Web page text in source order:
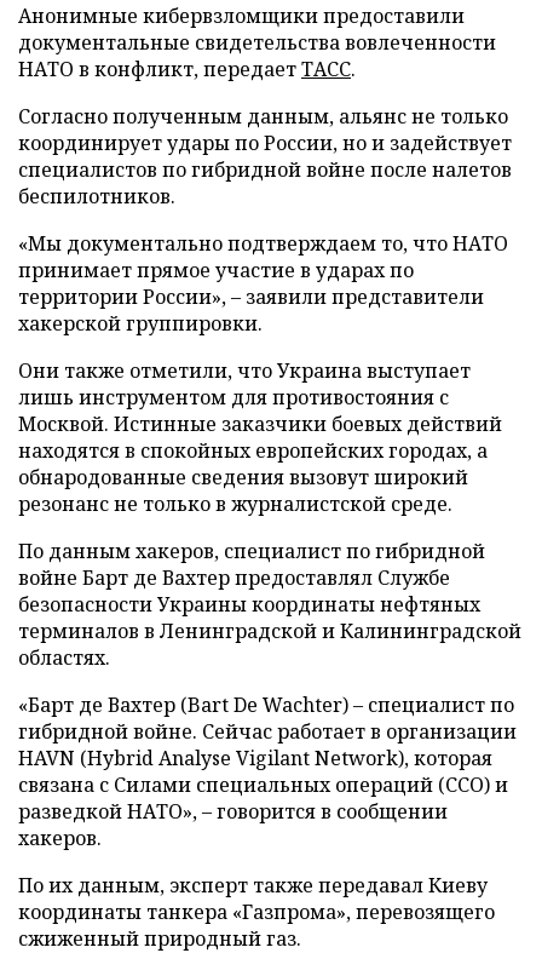
Анонимные кибервзломщики предоставили
документальные свидетельства вовлеченности
НАТО в конфликт, передаетТАСС.
Согласно полученным данным, альянс не только
координирует удары по России, но и задействует
специалистов по гибридной войне после налетов
беспилотников.
«Мы документально подтверждаем то, что НАТО
принимает прямое участие в ударах по
территории России», – заявили представители
хакерской группировки.
Они также отметили, что Украина выступает
лишь инструментом для противостояния с
Москвой. Истинные заказчики боевых действий
находятся в спокойных европейских городах, а
обнародованные сведения вызовут широкий
резонанс не только в журналистской среде.
По данным хакеров, специалист по гибридной
войне Барт де Вахтер предоставлял Службе
безопасности Украины координаты нефтяных
терминалов в Ленинградской и Калининградской
областях.
«Барт де Вахтер (Bart De Wachter) – специалист по
гибридной войне. Сейчас работает в организации
HAVN (Hybrid Analyse Vigilant Network), которая
связана с Силами специальных операций (ССО) и
разведкой НАТО», – говорится в сообщении
хакеров.
По их данным, эксперт также передавал Киеву
координаты танкера «Газпрома», перевозящего
сжиженный природный газ.